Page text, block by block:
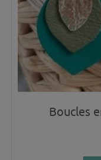
Boucles